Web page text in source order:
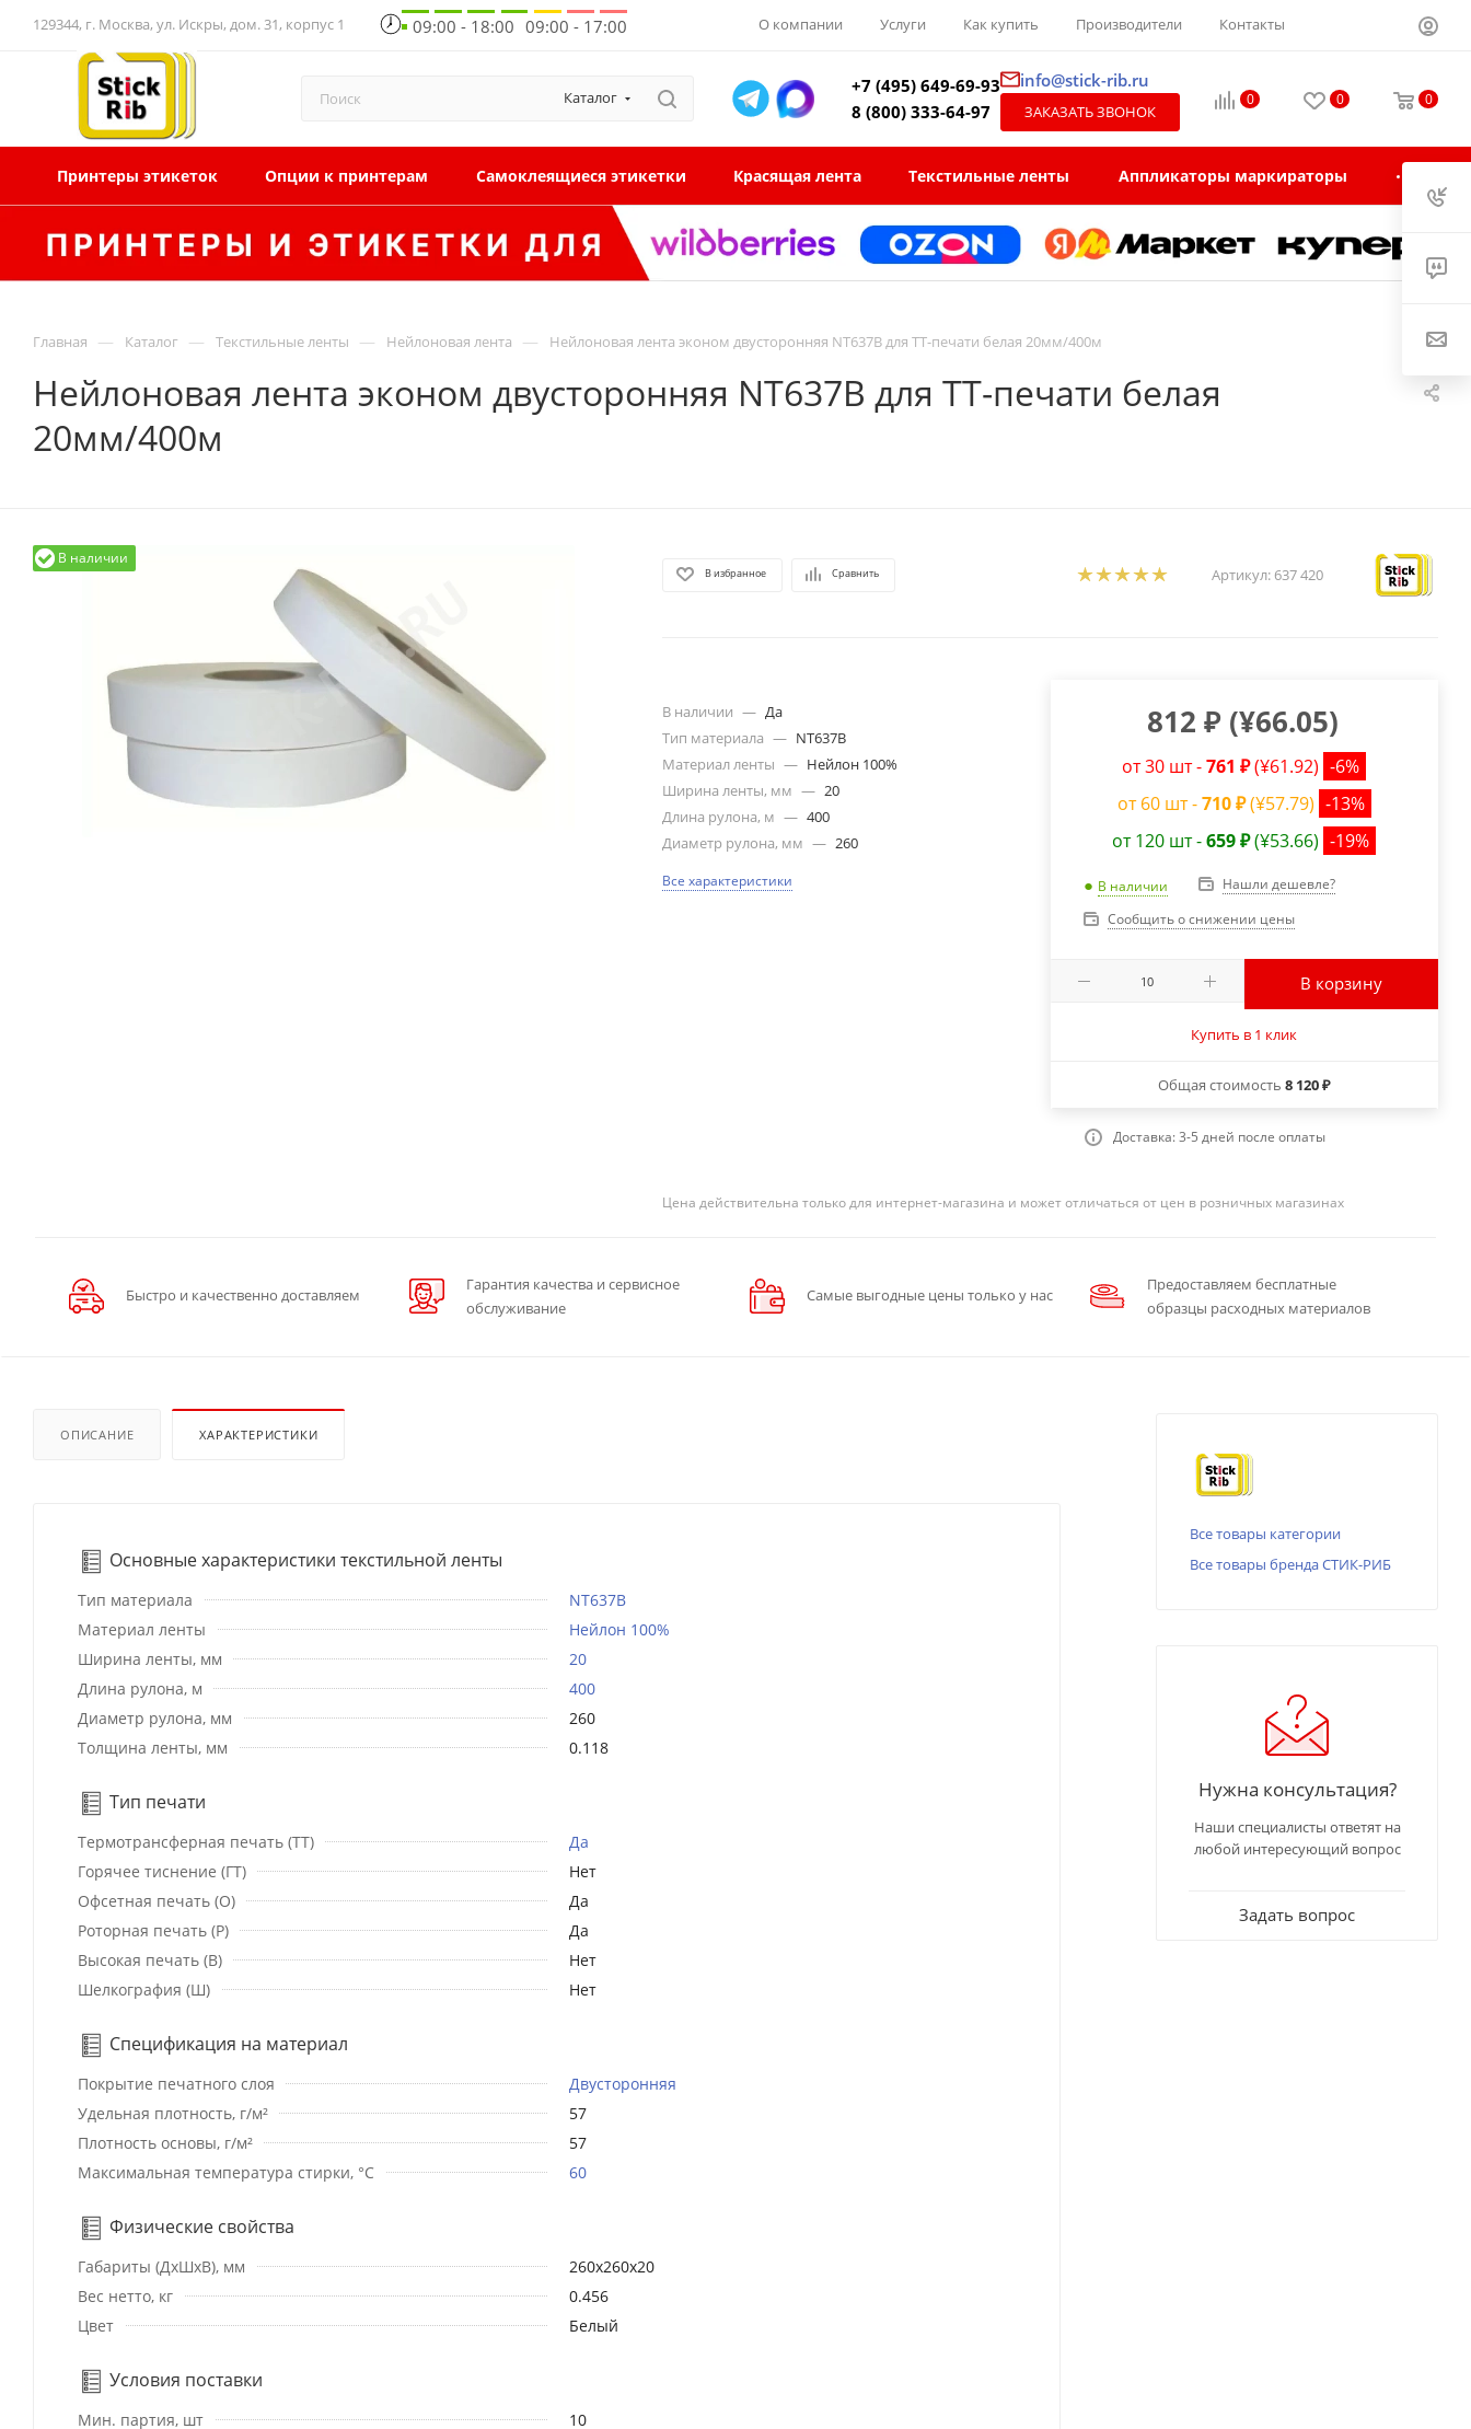
129344, г. Москва, ул. Искры, дом. 31, корпус 1 09:00 - 18:00 09:00 - 17:00 О компании Услуги Как купить Производители Контакты
Каталог
+7 (495) 649-69-93
8 (800) 333-64-97
info@stick-rib.ru
ЗАКАЗАТЬ ЗВОНОК
0 0 0
Принтеры этикеток Опции к принтерам Самоклеящиеся этикетки Красящая лента Текстильные ленты Аппликаторы маркираторы
Главная — Каталог — Текстильные ленты — Нейлоновая лента — Нейлоновая лента эконом двусторонняя NT637B для ТТ-печати белая 20мм/400м
Нейлоновая лента эконом двусторонняя NT637B для ТТ-печати белая
20мм/400м
В наличии
В избранное Сравнить Артикул: 637 420
В наличии — Да
Тип материала — NT637B
Материал ленты — Нейлон 100%
Ширина ленты, мм — 20
Длина рулона, м — 400
Диаметр рулона, мм — 260
Все характеристики
812 ₽ (¥66.05)
от 30 шт -761 ₽(¥61.92) -6%
от 60 шт -710 ₽(¥57.79) -13%
от 120 шт -659 ₽(¥53.66) -19%
В наличии
Нашли дешевле?
Сообщить о снижении цены
В корзину
Купить в 1 клик
Общая стоимость 8 120 ₽
Доставка: 3-5 дней после оплаты
Цена действительна только для интернет-магазина и может отличаться от цен в розничных магазинах
Быстро и качественно доставляем
Гарантия качества и сервисное
обслуживание
Самые выгодные цены только у нас
Предоставляем бесплатные
образцы расходных материалов
ОПИСАНИЕ ХАРАКТЕРИСТИКИ
Основные характеристики текстильной ленты
Тип материала
NT637B
Материал ленты
Нейлон 100%
Ширина ленты, мм
20
Длина рулона, м
400
Диаметр рулона, мм
260
Толщина ленты, мм
0.118
Тип печати
Термотрансферная печать (ТТ)
Да
Горячее тиснение (ГТ)
Нет
Офсетная печать (О)
Да
Роторная печать (Р)
Да
Высокая печать (В)
Нет
Шелкография (Ш)
Нет
Спецификация на материал
Покрытие печатного слоя
Двусторонняя
Удельная плотность, г/м²
57
Плотность основы, г/м²
57
Максимальная температура стирки, °C
60
Физические свойства
Габариты (ДхШхВ), мм
260х260х20
Вес нетто, кг
0.456
Цвет
Белый
Условия поставки
Мин. партия, шт
10
Все товары категории
Все товары бренда СТИК-РИБ
Нужна консультация?
Наши специалисты ответят на
любой интересующий вопрос
Задать вопрос